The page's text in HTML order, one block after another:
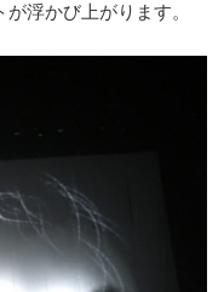
浮かび上がります。